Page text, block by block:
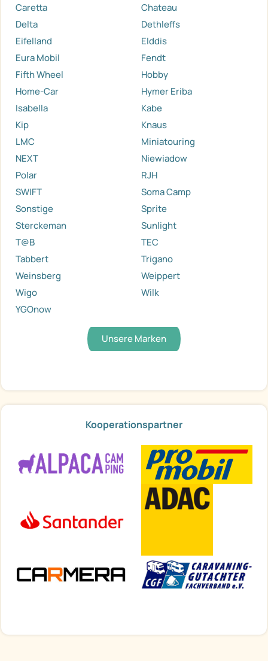
Caretta
Chateau
Delta
Dethleffs
Eifelland
Elddis
Eura Mobil
Fendt
Fifth Wheel
Hobby
Home-Car
Hymer Eriba
Isabella
Kabe
Kip
Knaus
LMC
Miniatouring
NEXT
Niewiadow
Polar
RJH
SWIFT
Soma Camp
Sonstige
Sprite
Sterckeman
Sunlight
T@B
TEC
Tabbert
Trigano
Weinsberg
Weippert
Wigo
Wilk
YGOnow
Unsere Marken
Kooperationspartner